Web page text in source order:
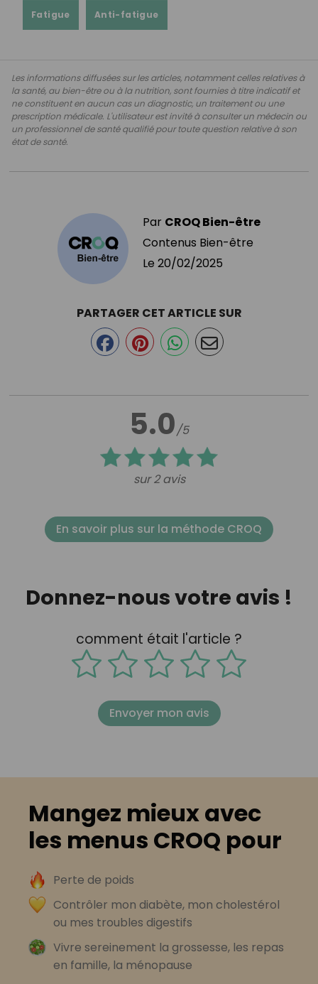
Fatigue Anti-fatigue
Les informations diffusées sur les articles, notamment celles relatives à
la santé, au bien-être ou à la nutrition, sont fournies à titre indicatif et
ne constituent en aucun cas un diagnostic, un traitement ou une
prescription médicale. L'utilisateur est invité à consulter un médecin ou
un professionnel de santé qualifié pour toute question relative à son
état de santé.
Par CROQ Bien-être
Contenus Bien-être
Le 20/02/2025
5.0/5
sur 2 avis
PARTAGER CET ARTICLE SUR
En savoir plus sur la méthode CROQ
Donnez-nous votre avis !
comment était l'article ?
Envoyer mon avis
Mangez mieux avec
les menus CROQ pour
Perte de poids
Contrôler mon diabète, mon cholestérol
ou mes troubles digestifs
Vivre sereinement la grossesse, les repas
en famille, la ménopause